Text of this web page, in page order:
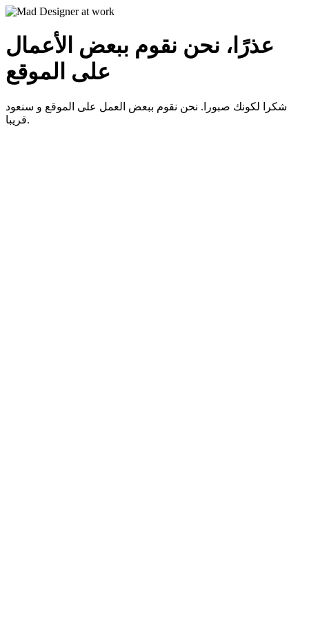
عذرًا، نحن نقوم ببعض الأعمال
على الموقع
شكرا لكونك صبورا. نحن نقوم ببعض العمل على الموقع و سنعود
قريبا.